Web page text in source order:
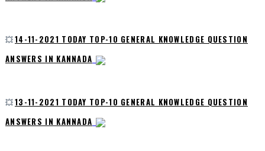
💥14-11-2021 TODAY TOP-10 GENERAL KNOWLEDGE QUESTION
ANSWERS IN KANNADA
💥13-11-2021 TODAY TOP-10 GENERAL KNOWLEDGE QUESTION
ANSWERS IN KANNADA